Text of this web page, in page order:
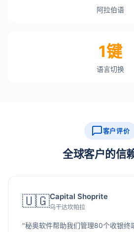
阿拉伯语
1键
语言切换
客户评价
全球客户的信
🇺🇬Capital Shoprite
乌干达坎帕拉
"秘奥软件帮助我们管理80个收银终